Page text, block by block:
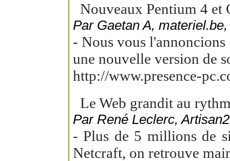
Nouveaux Pentium 4 et
Par Gaetan A,
- Nous vous
une nouvelle version de
http://www.presence-
Le Web grandit au
Par René Leclerc,
- Plus de 5 millions de
Netcraft, on retrouve